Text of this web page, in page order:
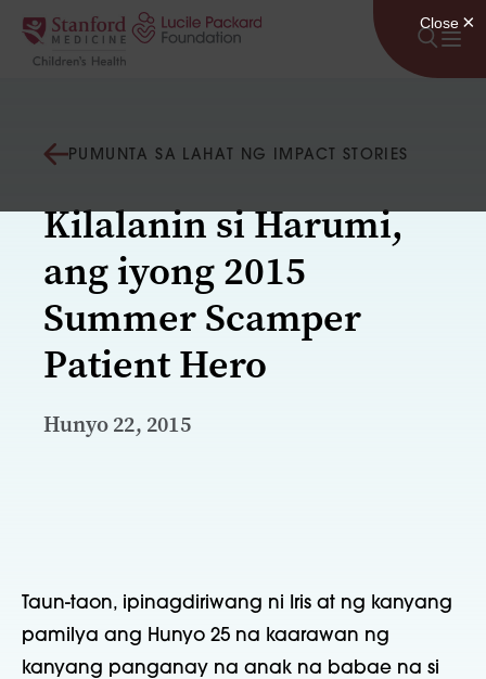
Lumaktaw sa nilalaman
PUMUNTA SA LAHAT NG IMPACT STORIES
Kilalanin si Harumi,
ang iyong 2015
Summer Scamper
Patient Hero
Hunyo 22, 2015
Taun-taon, ipinagdiriwang ni Iris at ng kanyang
pamilya ang Hunyo 25 na kaarawan ng
kanyang panganay na anak na babae na si